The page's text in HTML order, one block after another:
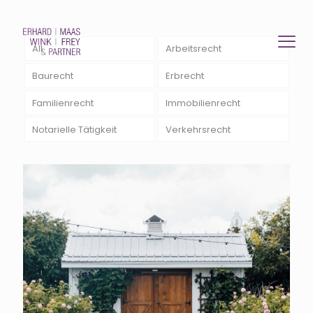
All Arbeitsrecht
Baurecht Erbrecht
Familienrecht Immobilienrecht
Notarielle Tätigkeit Verkehrsrecht